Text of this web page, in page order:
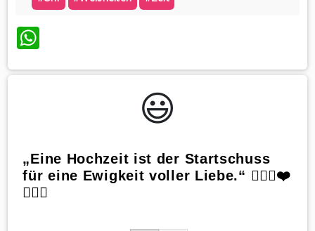
WhatsApp
😃️
„Eine Hochzeit ist der Startschuss
für eine Ewigkeit voller Liebe.“ 👰🏼‍♀️❤️
🤵🏼‍♂️